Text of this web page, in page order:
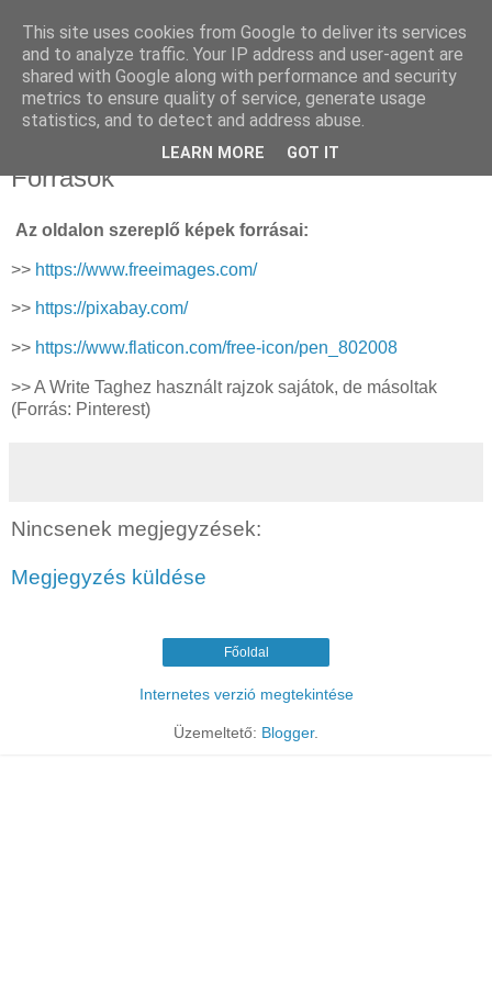
Sümegi Emília -
Tintaszerkezetek
Források
Az oldalon szereplő képek forrásai:
>> https://www.freeimages.com/
>> https://pixabay.com/
>> https://www.flaticon.com/free-icon/pen_802008
>> A Write Taghez használt rajzok sajátok, de másoltak
(Forrás: Pinterest)
Nincsenek megjegyzések:
Megjegyzés küldése
Főoldal
Internetes verzió megtekintése
Üzemeltető: Blogger.
This site uses cookies from Google to deliver its services
and to analyze traffic. Your IP address and user-agent are
shared with Google along with performance and security
metrics to ensure quality of service, generate usage
statistics, and to detect and address abuse.
LEARN MORE GOT IT